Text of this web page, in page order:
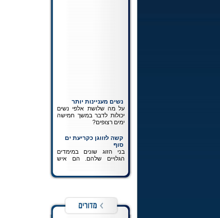
על מה שלושת אלפי נשים
יכולות לדבר במשך חמישה
ימים רצופים?
סוף
בני הזוג שונים במימדים
הגלויים שלהם. הם איש
ואשה השונים במהותם. הם
במציאותם כשונה זהו חלק
כתיבה לרבי
כל מה שרצית לדעת על